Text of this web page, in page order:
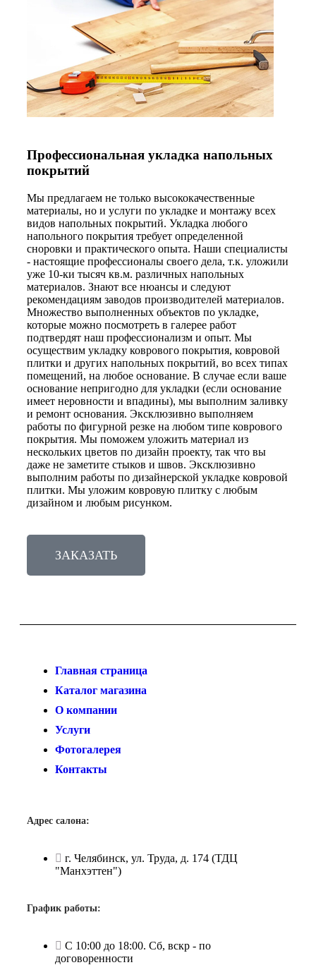
Профессиональная укладка напольных
покрытий
Мы предлагаем не только высококачественные
материалы, но и услуги по укладке и монтажу всех
видов напольных покрытий. Укладка любого
напольного покрытия требует определенной
сноровки и практического опыта. Наши специалисты
- настоящие профессионалы своего дела, т.к. уложили
уже 10-ки тысяч кв.м. различных напольных
материалов. Знают все нюансы и следуют
рекомендациям заводов производителей материалов.
Множество выполненных объектов по укладке,
которые можно посмотреть в галерее работ
подтвердят наш профессионализм и опыт. Мы
осуществим укладку коврового покрытия, ковровой
плитки и других напольных покрытий, во всех типах
помещений, на любое основание. В случае если ваше
основание непригодно для укладки (если основание
имеет неровности и впадины), мы выполним заливку
и ремонт основания. Эксклюзивно выполняем
работы по фигурной резке на любом типе коврового
покрытия. Мы поможем уложить материал из
нескольких цветов по дизайн проекту, так что вы
даже не заметите стыков и швов. Эксклюзивно
выполним работы по дизайнерской укладке ковровой
плитки. Мы уложим ковровую плитку с любым
дизайном и любым рисунком.
ЗАКАЗАТЬ
Главная страница
Каталог магазина
О компании
Услуги
Фотогалерея
Контакты
Адрес салона:
г. Челябинск, ул. Труда, д. 174 (ТДЦ
"Манхэттен")
График работы:
С 10:00 до 18:00. Сб, вскр - по
договоренности